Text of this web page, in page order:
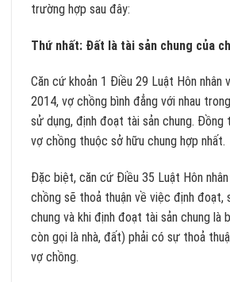
trường hợp sau đây:
Thứ nhất: Đất là tài sản chung của
Căn cứ khoản 1 Điều 29 Luật Hôn nhân
2014, vợ chồng bình đẳng với nhau
sử dụng, định đoạt tài sản chung. Đồng
vợ chồng thuộc sở hữu chung hợp nhất.
Đặc biệt, căn cứ Điều 35 Luật Hôn nhân
chồng sẽ thoả thuận về việc định đoạt,
chung và khi định đoạt tài sản chung là
còn gọi là nhà, đất) phải có sự thoả
vợ chồng.